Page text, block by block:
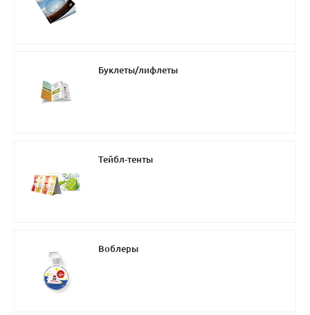
Буклеты/лифлеты
Тейбл-тенты
Воблеры